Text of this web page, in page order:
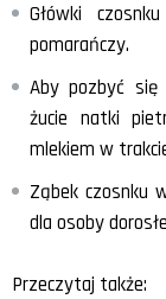
Główki
pomarańczy.
Aby pozbyć się
żucie natki
mlekiem w
Ząbek czosnku
dla osoby
Przeczytaj także: